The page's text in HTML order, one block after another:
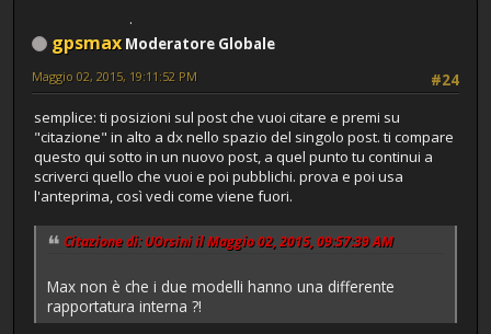
gpsmax Moderatore Globale
#24
Maggio 02, 2015, 19:11:52 PM
semplice: ti posizioni sul post che vuoi citare e premi su
"citazione" in alto a dx nello spazio del singolo post. ti compare
questo qui sotto in un nuovo post, a quel punto tu continui a
scriverci quello che vuoi e poi pubblichi. prova e poi usa
l'anteprima, così vedi come viene fuori.
Citazione di: UOrsini il Maggio 02, 2015, 09:57:39 AM
Max non è che i due modelli hanno una differente
rapportatura interna ?!